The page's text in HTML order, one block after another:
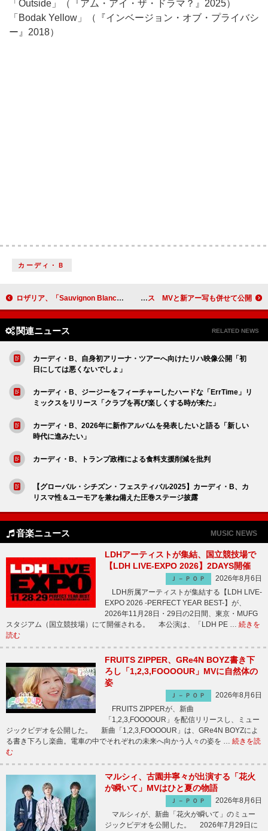
「Outside」（『アム・アイ・ザ・ドラマ？』2025）
「Bodak Yellow」（『インベージョン・オブ・プライバシ
ー』2018）
カーディ・Ｂ
ロザリア、「Sauvignon Blanc」MVで砂漠が舞台のラブストーリー展開 色々な十字架、新曲「魚～ホットドッグ～」配信リリース MVと新アー写も併せて公開
関連ニュース RELATED NEWS
カーディ・B、自身初アリーナ・ツアーへ向けたリハ映像公開「初
日にしては悪くないでしょ」
カーディ・B、ジージーをフィーチャーしたハードな「ErrTime」リ
ミックスをリリース「クラブを再び楽しくする時が来た」
カーディ・B、2026年に新作アルバムを発表したいと語る「新しい
時代に進みたい」
カーディ・B、トランプ政権による食料支援削減を批判
【グローバル・シチズン・フェスティバル2025】カーディ・B、カ
リスマ性＆ユーモアを兼ね備えた圧巻ステージ披露
音楽ニュース MUSIC NEWS
LDHアーティストが集結、国立競技場で
【LDH LIVE-EXPO 2026】2DAYS開催
Ｊ－ＰＯＰ
2026年8月6日
LDH所属アーティストが集結する【LDH LIVE-
EXPO 2026 -PERFECT YEAR BEST-】が、
2026年11月28日・29日の2日間、東京・MUFG
スタジアム（国立競技場）にて開催される。 本公演は、「LDH PE … 続きを
読む
FRUITS ZIPPER、GRe4N BOYZ書き下
ろし「1,2,3,FOOOOUR」MVに自然体の
姿
Ｊ－ＰＯＰ
2026年8月6日
FRUITS ZIPPERが、新曲
「1,2,3,FOOOOUR」を配信リリースし、ミュー
ジックビデオを公開した。 新曲「1,2,3,FOOOOUR」は、GRe4N BOYZによ
る書き下ろし楽曲。電車の中でそれぞれの未来へ向かう人々の姿を … 続きを読
む
マルシィ、古園井寧々が出演する「花火
が瞬いて」MVはひと夏の物語
Ｊ－ＰＯＰ
2026年8月6日
マルシィが、新曲「花火が瞬いて」のミュー
ジックビデオを公開した。 2026年7月29日に